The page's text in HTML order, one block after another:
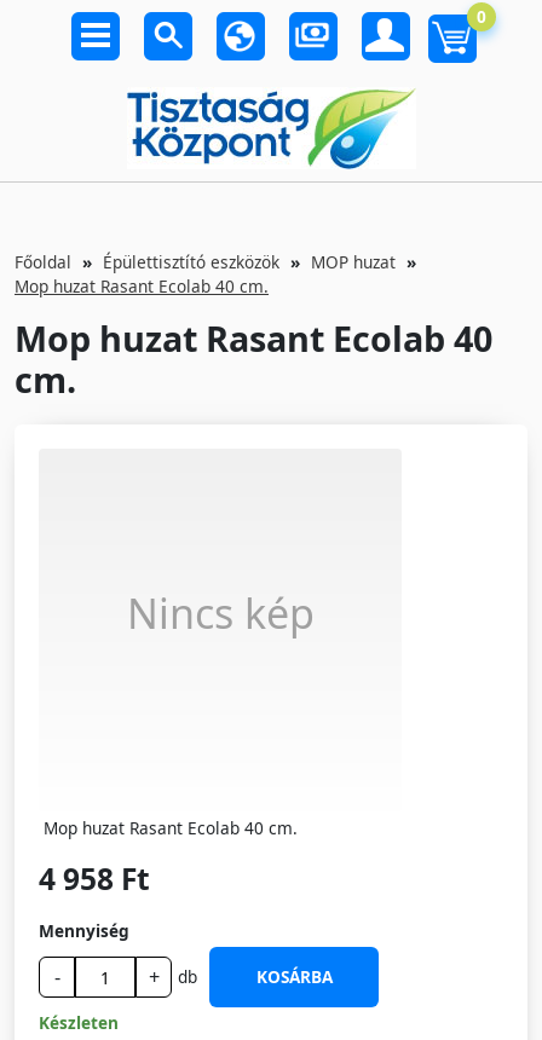
0
Főoldal Épülettisztító eszközök
MOP huzat
Mop huzat Rasant Ecolab 40 cm.
Mop huzat Rasant Ecolab 40
cm.
Nincs kép
Mop huzat Rasant Ecolab 40 cm.
4 958 Ft
Mennyiség
- + db
KOSÁRBA
Készleten